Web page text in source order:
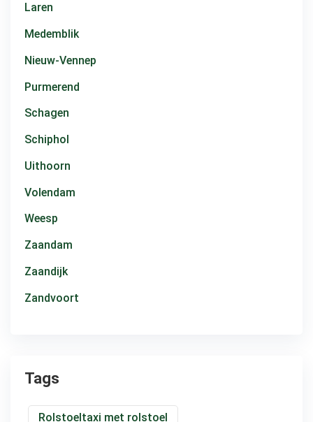
Laren
Medemblik
Nieuw-Vennep
Purmerend
Schagen
Schiphol
Uithoorn
Volendam
Weesp
Zaandam
Zaandijk
Zandvoort
Tags
Rolstoeltaxi met rolstoel